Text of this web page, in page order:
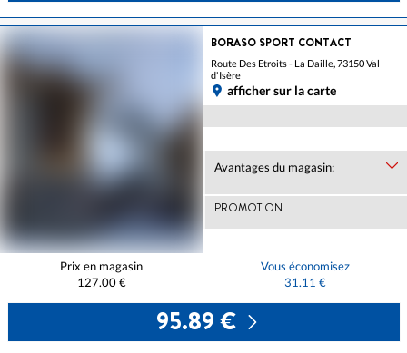
BORASO SPORT CONTACT
Route Des Etroits - La Daille, 73150 Val
d'Isère
afficher sur la carte
Avantages du magasin:
PROMOTION
Prix en magasin
127.00 €
Vous économisez
31.11 €
95.89 €